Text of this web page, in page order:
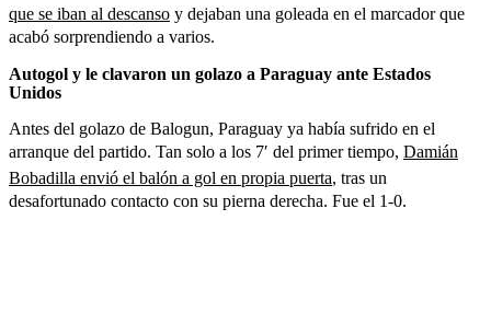
que se iban al descanso y dejaban una goleada en el marcador que
acabó sorprendiendo a varios.
Autogol y le clavaron un golazo a Paraguay ante Estados
Unidos
Antes del golazo de Balogun, Paraguay ya había sufrido en el
arranque del partido. Tan solo a los 7′ del primer tiempo, Damián
Bobadilla envió el balón a gol en propia puerta, tras un
desafortunado contacto con su pierna derecha. Fue el 1-0.